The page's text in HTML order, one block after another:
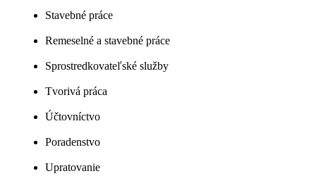
Stavebné práce
Remeselné a stavebné práce
Sprostredkovateľské služby
Tvorivá práca
Účtovníctvo
Poradenstvo
Upratovanie